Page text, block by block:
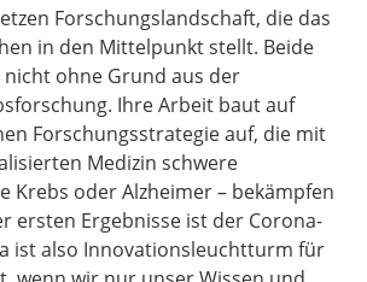
Forschungslandschaft, die das
in den Mittelpunkt stellt. Beide
ohne Grund aus der
Ihre Arbeit baut auf
Forschungsstrategie auf, die mit
Medizin schwere
Krebs oder Alzheimer – bekämpfen
ersten Ergebnisse ist der Corona-
ist also Innovationsleuchtturm für